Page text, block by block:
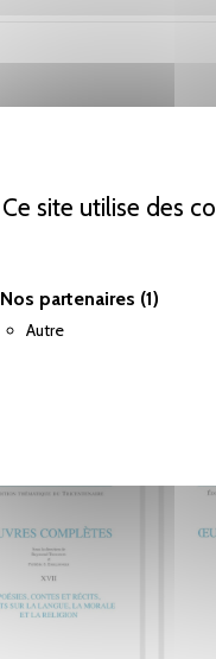
Ce site utilise des
Nos partenaires (1)
Autre